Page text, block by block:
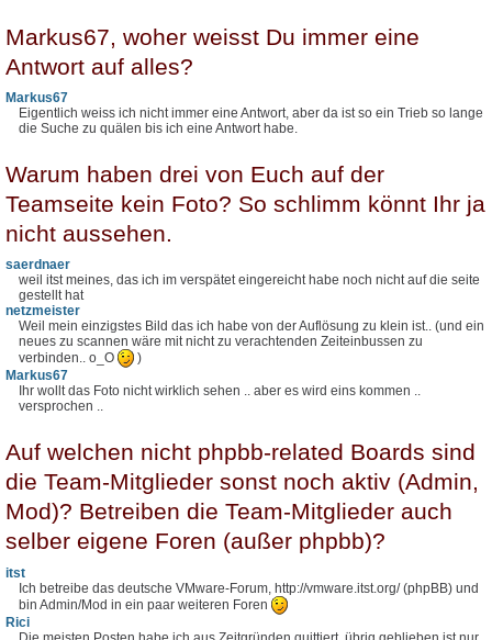
Markus67, woher weisst Du immer eine
Antwort auf alles?
Markus67
Eigentlich weiss ich nicht immer eine Antwort, aber da ist so ein Trieb so lange
die Suche zu quälen bis ich eine Antwort habe.
Warum haben drei von Euch auf der
Teamseite kein Foto? So schlimm könnt Ihr ja
nicht aussehen.
saerdnaer
weil itst meines, das ich im verspätet eingereicht habe noch nicht auf die seite
gestellt hat
netzmeister
Weil mein einzigstes Bild das ich habe von der Auflösung zu klein ist.. (und ein
neues zu scannen wäre mit nicht zu verachtenden Zeiteinbussen zu
verbinden.. o_O
)
Markus67
Ihr wollt das Foto nicht wirklich sehen .. aber es wird eins kommen ..
versprochen ..
Auf welchen nicht phpbb-related Boards sind
die Team-Mitglieder sonst noch aktiv (Admin,
Mod)? Betreiben die Team-Mitglieder auch
selber eigene Foren (außer phpbb)?
itst
Ich betreibe das deutsche VMware-Forum, http://vmware.itst.org/ (phpBB) und
bin Admin/Mod in ein paar weiteren Foren
Rici